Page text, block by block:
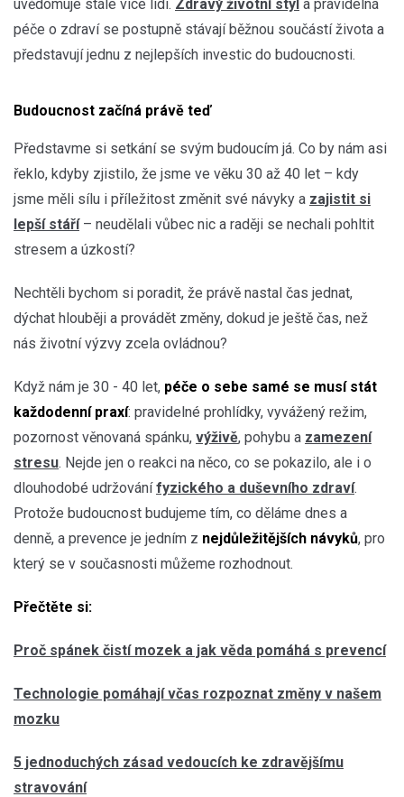
uvědomuje stále více lidí. Zdravý životní styl a pravidelná
péče o zdraví se postupně stávají běžnou součástí života a
představují jednu z nejlepších investic do budoucnosti.
Budoucnost začíná právě teď
Představme si setkání se svým budoucím já. Co by nám asi
řeklo, kdyby zjistilo, že jsme ve věku 30 až 40 let – kdy
jsme měli sílu i příležitost změnit své návyky a zajistit si
lepší stáří– neudělali vůbec nic a raději se nechali pohltit
stresem a úzkostí?
Nechtěli bychom si poradit, že právě nastal čas jednat,
dýchat hlouběji a provádět změny, dokud je ještě čas, než
nás životní výzvy zcela ovládnou?
Když nám je 30 - 40 let, péče o sebe samé se musí stát
každodenní praxí: pravidelné prohlídky, vyvážený režim,
pozornost věnovaná spánku, výživě, pohybu a zamezení
stresu. Nejde jen o reakci na něco, co se pokazilo, ale i o
dlouhodobé udržovánífyzického a duševního zdraví.
Protože budoucnost budujeme tím, co děláme dnes a
denně, a prevence je jedním z nejdůležitějších návyků, pro
který se v současnosti můžeme rozhodnout.
Přečtěte si:
Proč spánek čistí mozek a jak věda pomáhá s prevencí
Technologie pomáhají včas rozpoznat změny v našem
mozku
5 jednoduchých zásad vedoucích ke zdravějšímu
stravování